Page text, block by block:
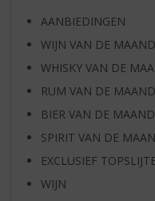
AANBIEDINGEN
WIJN VAN DE MAAND
WHISKY VAN DE
RUM VAN DE MAAND
BIER VAN DE MAAND
SPIRIT VAN DE
EXCLUSIEF
WIJN